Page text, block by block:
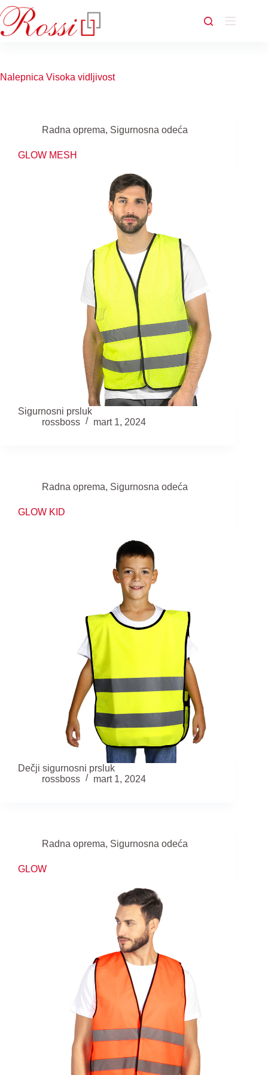
Skip
to
content
Nalepnica Visoka vidljivost
Radna oprema, Sigurnosna odeća
GLOW MESH
Sigurnosni prsluk
rossboss
mart 1, 2024
Radna oprema, Sigurnosna odeća
GLOW KID
Dečji sigurnosni prsluk
rossboss
mart 1, 2024
Radna oprema, Sigurnosna odeća
GLOW